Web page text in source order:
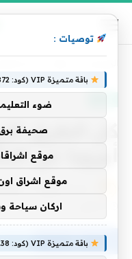
كل
كل الطرق
أوروبا عن
بواسطة فريق alwahah8 يونيو، 2026
توصيات :
باقة متميزة VIP (كود: AA35872):
ضوء
صحيفة
موقع
موقع اشراق
اركان سياحة
باقة متميزة VIP (كود: AA11138):